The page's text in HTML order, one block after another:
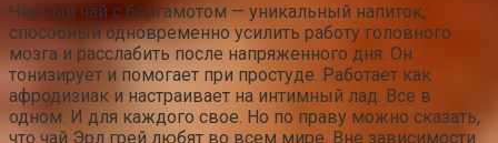
Черный чай с бергамотом — уникальный напиток,
способный одновременно усилить работу головного
мозга и расслабить после напряженного дня. Он
тонизирует и помогает при простуде. Работает как
афродизиак и настраивает на интимный лад. Все в
одном. И для каждого свое. Но по праву можно сказать,
что чай Эрл грей любят во всем мире. Вне зависимости